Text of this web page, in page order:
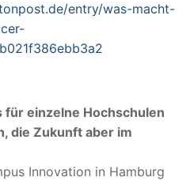
entry/was-macht-
für einzelne Hochschulen
die Zukunft aber im
Innovation in Hamburg